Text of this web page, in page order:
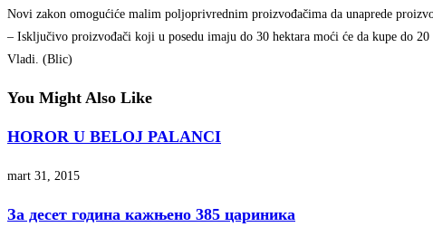
Novi zakon omogućiće malim poljoprivrednim proizvođačima da unaprede
– Isključivo proizvođači koji u posedu imaju do 30 hektara moći će da kupe do
Vladi. (Blic)
You Might Also Like
HOROR U BELOJ PALANCI
mart 31, 2015
За десет година кажњено 385 цариника